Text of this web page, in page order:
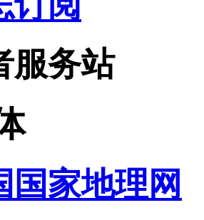
服务站
国家地理网